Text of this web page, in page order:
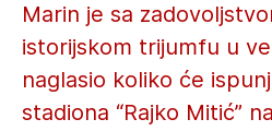
Marin je sa
istorijskom trijumfu u
naglasio koliko će
stadiona “Rajko Mitić”